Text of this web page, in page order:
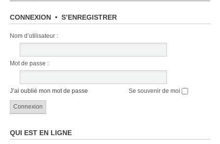
CONNEXION • S’ENREGISTRER
Nom d’utilisateur :
Mot de passe :
J’ai oublié mon mot de passe Se souvenir de moi
QUI EST EN LIGNE